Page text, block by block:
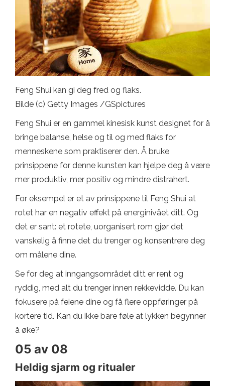
Feng Shui kan gi deg fred og flaks.
Bilde (c) Getty Images /GSpictures
Feng Shui er en gammel kinesisk kunst designet for å
bringe balanse, helse og til og med flaks for
menneskene som praktiserer den. Å bruke
prinsippene for denne kunsten kan hjelpe deg å være
mer produktiv, mer positiv og mindre distrahert.
For eksempel er et av prinsippene til Feng Shui at
rotet har en negativ effekt på energinivået ditt. Og
det er sant: et rotete, uorganisert rom gjør det
vanskelig å finne det du trenger og konsentrere deg
om målene dine.
Se for deg at inngangsområdet ditt er rent og
ryddig, med alt du trenger innen rekkevidde. Du kan
fokusere på feiene dine og få flere oppføringer på
kortere tid. Kan du ikke bare føle at lykken begynner
å øke?
05 av 08
Heldig sjarm og ritualer